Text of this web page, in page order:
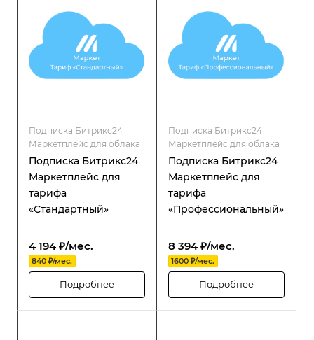
надёжность и гибкость в
управлении
распределённой
структурой.
Подписка Битрикс24
Маркетплейс для облака
Подписка Битрикс24
Маркетплейс для
тарифа
«Стандартный»
4 194 ₽/мес.
840 ₽/мес.
Подробнее
Подписка Битрикс24
Маркетплейс для облака
Подписка Битрикс24
Маркетплейс для
тарифа
«Профессиональный»
8 394 ₽/мес.
1600 ₽/мес.
Подробнее